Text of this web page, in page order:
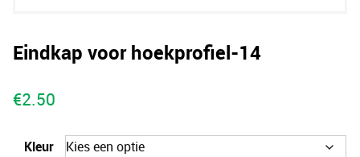
Eindkap voor hoekprofiel-14
€2.50
Kleur